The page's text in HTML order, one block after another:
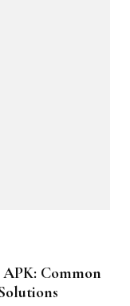
Common